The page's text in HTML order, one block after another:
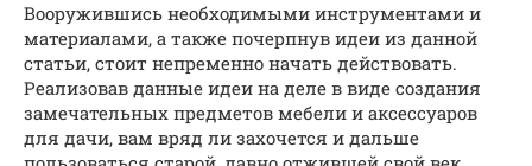
Вооружившись необходимыми инструментами и
материалами, а также почерпнув идеи из данной
статьи, стоит непременно начать действовать.
Реализовав данные идеи на деле в виде создания
замечательных предметов мебели и аксессуаров
для дачи, вам вряд ли захочется и дальше